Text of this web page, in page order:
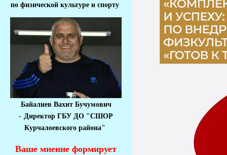
по физической культуре и спорту
Байалиев Вахит Бучумович
- Директор ГБУ ДО "СШОР
Курчалоевского района"
Ваше мнение формирует